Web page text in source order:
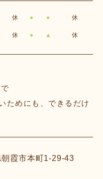
休 ● ● 休
休 ● ▲ 休
ためにも、できるだけ
朝霞市本町1-29-43